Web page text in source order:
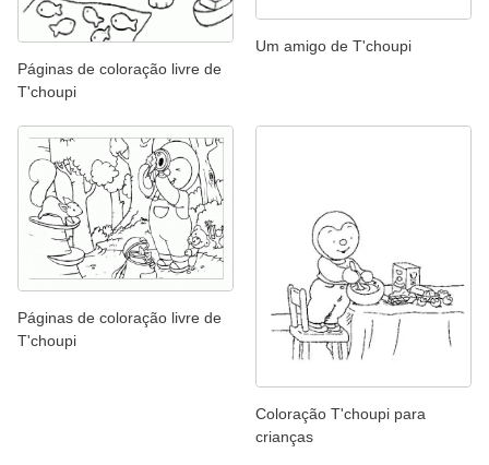
Páginas de coloração livre de
T'choupi
Um amigo de T'choupi
Páginas de coloração livre de
T'choupi
Coloração T'choupi para
crianças